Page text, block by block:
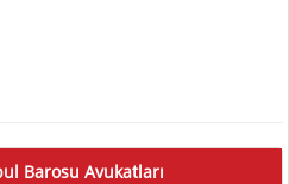
Barosu Avukatları